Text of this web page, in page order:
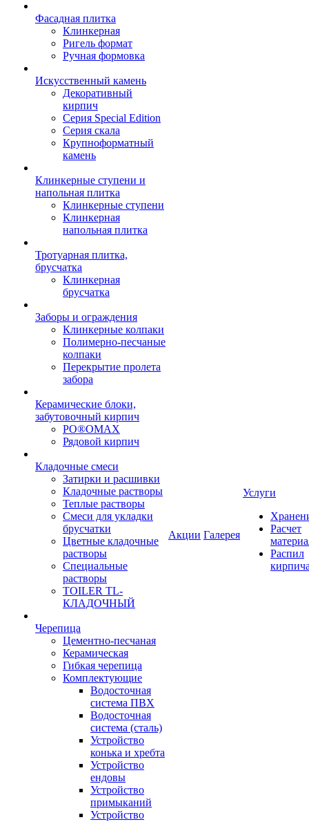
Фасадная плитка
Клинкерная
Ригель формат
Ручная формовка
Искусственный камень
Декоративный
кирпич
Серия Special Edition
Серия скала
Крупноформатный
камень
Клинкерные ступени и
напольная плитка
Клинкерные ступени
Клинкерная
напольная плитка
Тротуарная плитка,
брусчатка
Клинкерная
брусчатка
Заборы и ограждения
Клинкерные колпаки
Полимерно-песчаные
колпаки
Перекрытие пролета
забора
Керамические блоки,
забутовочный кирпич
PO®OMAX
Рядовой кирпич
Кладочные смеси
Затирки и расшивки
Кладочные растворы
Теплые растворы
Смеси для укладки
брусчатки
Цветные кладочные
растворы
Специальные
растворы
TOILER TL-
КЛАДОЧНЫЙ
Черепица
Цементно-песчаная
Керамическая
Гибкая черепица
Комплектующие
Водосточная
система ПВХ
Водосточная
система (сталь)
Устройство
конька и хребта
Устройство
ендовы
Устройство
примыканий
Устройство
Акции Галерея
Услуги
Расчет
Распил